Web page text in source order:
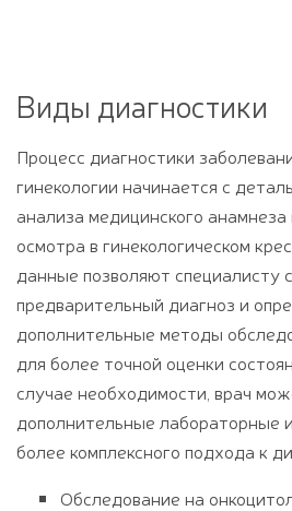
Виды диагностики
Процесс диагностики
гинекологии начинается с
анализа медицинского
осмотра в гинекологическом
данные позволяют специалисту
предварительный диагноз и
дополнительные методы
для более точной оценки
случае необходимости, врач
дополнительные лабораторные
более комплексного подхода к
Обследование на